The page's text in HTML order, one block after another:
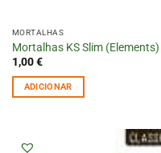
MORTALHAS
Mortalhas KS Slim (Elements)
1,00€
ADICIONAR